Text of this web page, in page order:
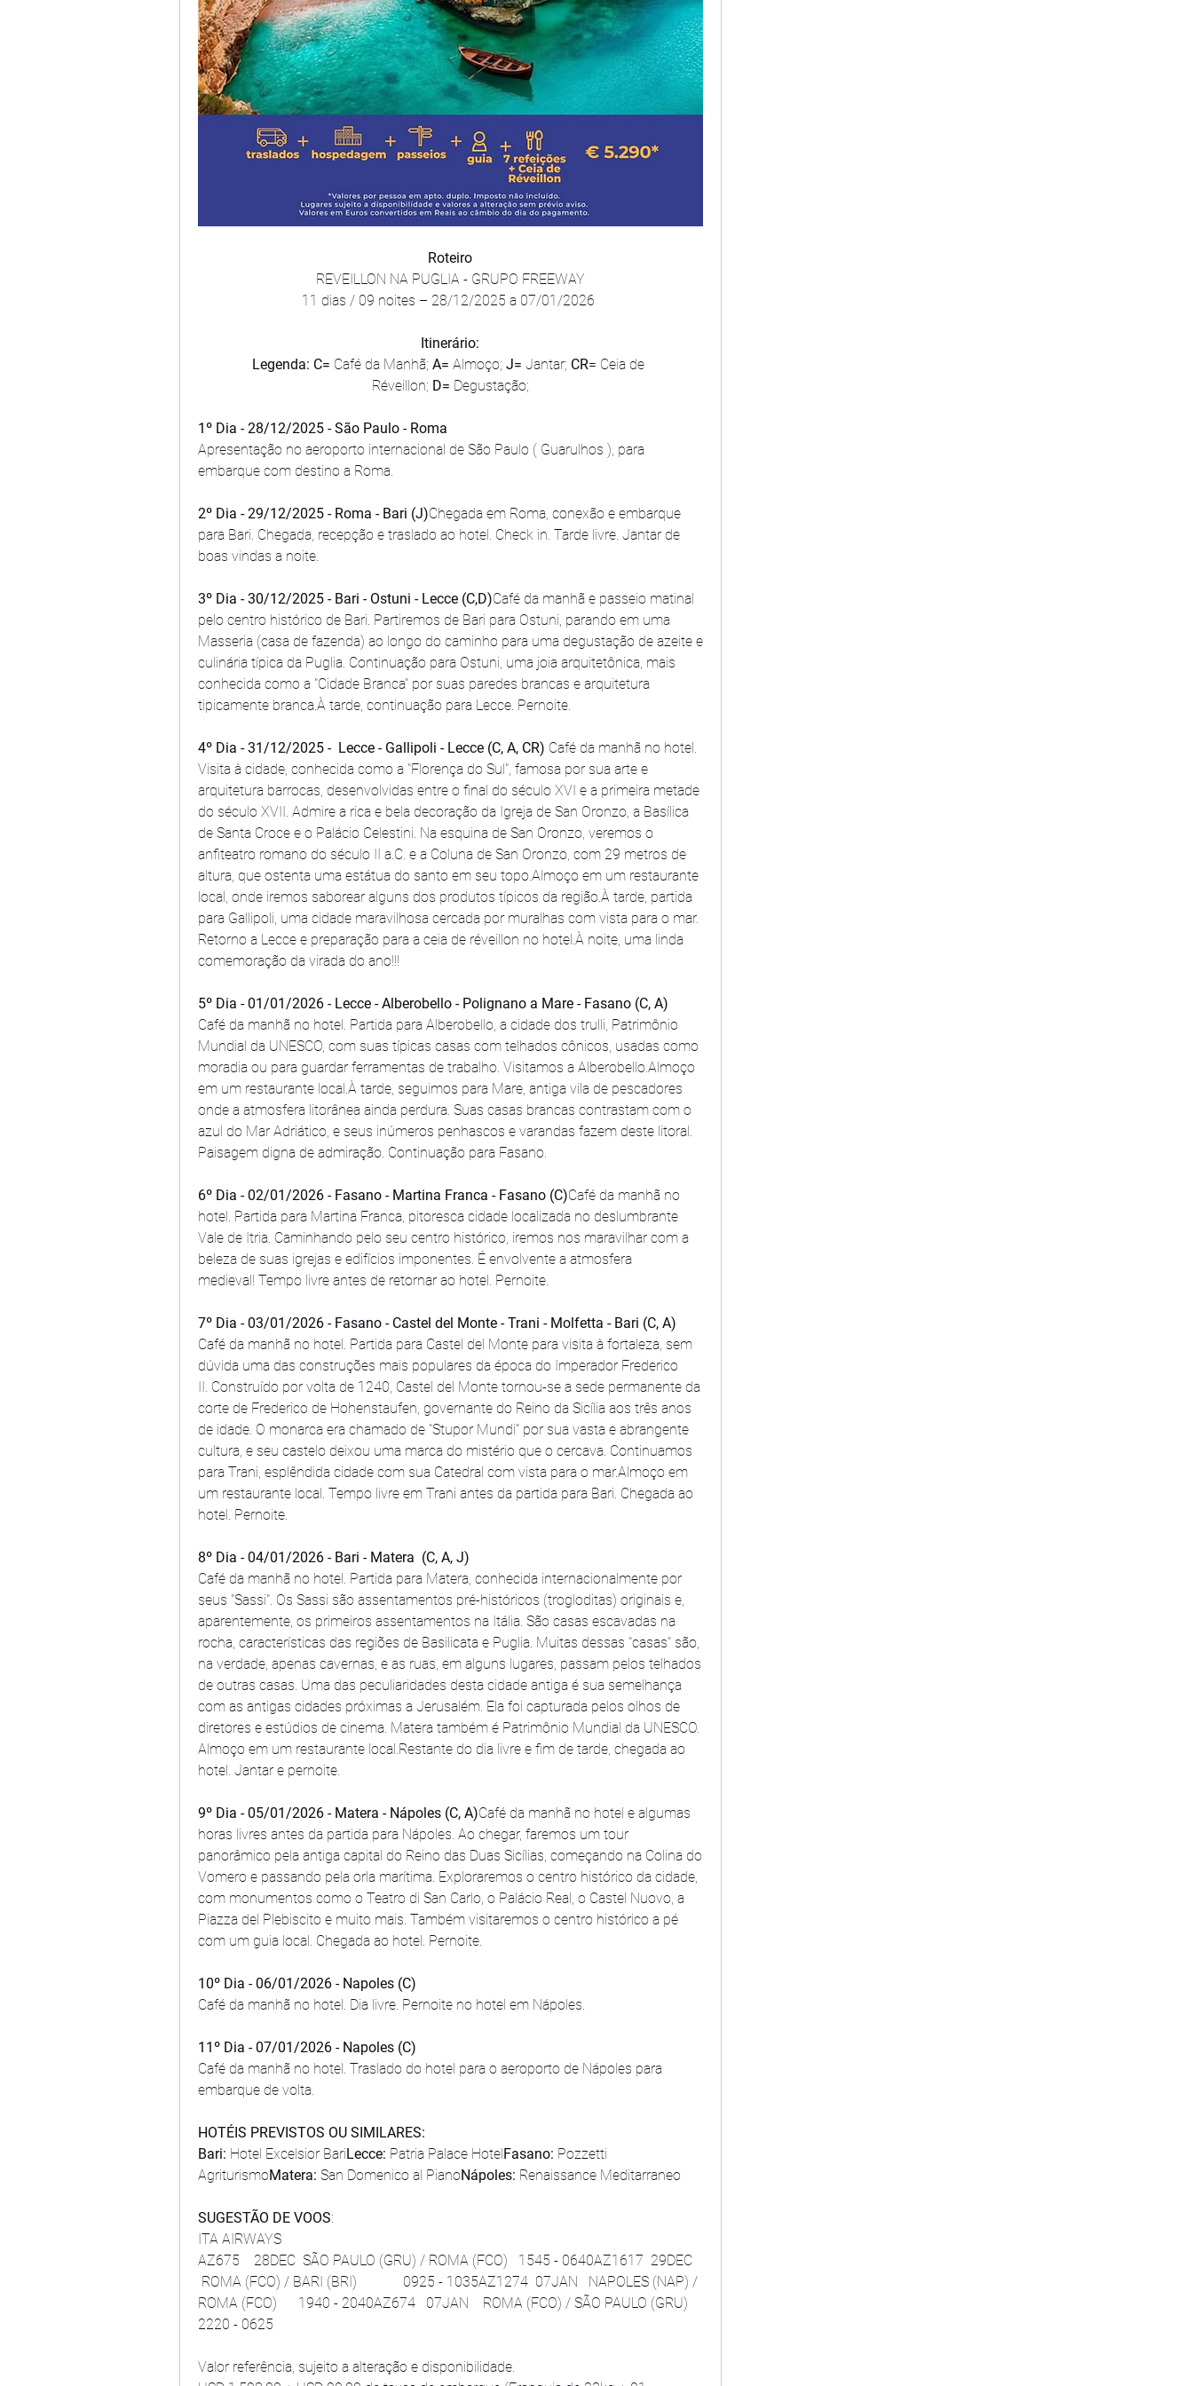
Roteiro
REVEILLON NA PUGLIA - GRUPO FREEWAY
11 dias / 09 noites – 28/12/2025 a 07/01/2026
Itinerário:
Legenda: C= Café da Manhã; A= Almoço; J= Jantar; CR= Ceia de
Réveillon; D= Degustação;
1º Dia - 28/12/2025 - São Paulo - Roma
Apresentação no aeroporto internacional de São Paulo ( Guarulhos ), para
embarque com destino a Roma.
2º Dia - 29/12/2025 - Roma - Bari (J)Chegada em Roma, conexão e embarque
para Bari. Chegada, recepção e traslado ao hotel. Check in. Tarde livre. Jantar de
boas vindas a noite.
3º Dia - 30/12/2025 - Bari - Ostuni - Lecce (C,D)Café da manhã e passeio matinal
pelo centro histórico de Bari. Partiremos de Bari para Ostuni, parando em uma
Masseria (casa de fazenda) ao longo do caminho para uma degustação de azeite e
culinária típica da Puglia. Continuação para Ostuni, uma joia arquitetônica, mais
conhecida como a "Cidade Branca" por suas paredes brancas e arquitetura
tipicamente branca.À tarde, continuação para Lecce. Pernoite.
4º Dia - 31/12/2025 -  Lecce - Gallipoli - Lecce (C, A, CR) Café da manhã no hotel.
Visita à cidade, conhecida como a "Florença do Sul", famosa por sua arte e
arquitetura barrocas, desenvolvidas entre o final do século XVI e a primeira metade
do século XVII. Admire a rica e bela decoração da Igreja de San Oronzo, a Basílica
de Santa Croce e o Palácio Celestini. Na esquina de San Oronzo, veremos o
anfiteatro romano do século II a.C. e a Coluna de San Oronzo, com 29 metros de
altura, que ostenta uma estátua do santo em seu topo.Almoço em um restaurante
local, onde iremos saborear alguns dos produtos típicos da região.À tarde, partida
para Gallipoli, uma cidade maravilhosa cercada por muralhas com vista para o mar.
Retorno a Lecce e preparação para a ceia de réveillon no hotel.À noite, uma linda
comemoração da virada do ano!!!
5º Dia - 01/01/2026 - Lecce - Alberobello - Polignano a Mare - Fasano (C, A)
Café da manhã no hotel. Partida para Alberobello, a cidade dos trulli, Patrimônio
Mundial da UNESCO, com suas típicas casas com telhados cônicos, usadas como
moradia ou para guardar ferramentas de trabalho. Visitamos a Alberobello.Almoço
em um restaurante local.À tarde, seguimos para Mare, antiga vila de pescadores
onde a atmosfera litorânea ainda perdura. Suas casas brancas contrastam com o
azul do Mar Adriático, e seus inúmeros penhascos e varandas fazem deste litoral.
Paisagem digna de admiração. Continuação para Fasano.
6º Dia - 02/01/2026 - Fasano - Martina Franca - Fasano (C)Café da manhã no
hotel. Partida para Martina Franca, pitoresca cidade localizada no deslumbrante
Vale de Itria. Caminhando pelo seu centro histórico, iremos nos maravilhar com a
beleza de suas igrejas e edifícios imponentes. É envolvente a atmosfera
medieval! Tempo livre antes de retornar ao hotel. Pernoite.
7º Dia - 03/01/2026 - Fasano - Castel del Monte - Trani - Molfetta - Bari (C, A)
Café da manhã no hotel. Partida para Castel del Monte para visita à fortaleza, sem
dúvida uma das construções mais populares da época do Imperador Frederico
II. Construído por volta de 1240, Castel del Monte tornou-se a sede permanente da
corte de Frederico de Hohenstaufen, governante do Reino da Sicília aos três anos
de idade. O monarca era chamado de "Stupor Mundi" por sua vasta e abrangente
cultura, e seu castelo deixou uma marca do mistério que o cercava. Continuamos
para Trani, esplêndida cidade com sua Catedral com vista para o mar.Almoço em
um restaurante local. Tempo livre em Trani antes da partida para Bari. Chegada ao
hotel. Pernoite.
8º Dia - 04/01/2026 - Bari - Matera  (C, A, J)
Café da manhã no hotel. Partida para Matera, conhecida internacionalmente por
seus "Sassi". Os Sassi são assentamentos pré-históricos (trogloditas) originais e,
aparentemente, os primeiros assentamentos na Itália. São casas escavadas na
rocha, características das regiões de Basilicata e Puglia. Muitas dessas "casas" são,
na verdade, apenas cavernas, e as ruas, em alguns lugares, passam pelos telhados
de outras casas. Uma das peculiaridades desta cidade antiga é sua semelhança
com as antigas cidades próximas a Jerusalém. Ela foi capturada pelos olhos de
diretores e estúdios de cinema. Matera também é Patrimônio Mundial da UNESCO.
Almoço em um restaurante local.Restante do dia livre e fim de tarde, chegada ao
hotel. Jantar e pernoite.
9º Dia - 05/01/2026 - Matera - Nápoles (C, A)Café da manhã no hotel e algumas
horas livres antes da partida para Nápoles. Ao chegar, faremos um tour
panorâmico pela antiga capital do Reino das Duas Sicílias, começando na Colina do
Vomero e passando pela orla marítima. Exploraremos o centro histórico da cidade,
com monumentos como o Teatro di San Carlo, o Palácio Real, o Castel Nuovo, a
Piazza del Plebiscito e muito mais. Também visitaremos o centro histórico a pé
com um guia local. Chegada ao hotel. Pernoite.
10º Dia - 06/01/2026 - Napoles (C)
Café da manhã no hotel. Dia livre. Pernoite no hotel em Nápoles.
11º Dia - 07/01/2026 - Napoles (C)
Café da manhã no hotel. Traslado do hotel para o aeroporto de Nápoles para
embarque de volta.
HOTÉIS PREVISTOS OU SIMILARES:
Bari: Hotel Excelsior BariLecce: Patria Palace HotelFasano: Pozzetti
AgriturismoMatera: San Domenico al PianoNápoles: Renaissance Meditarraneo
SUGESTÃO DE VOOS:
ITA AIRWAYS
AZ675    28DEC  SÃO PAULO (GRU) / ROMA (FCO)   1545 - 0640AZ1617  29DEC
ROMA (FCO) / BARI (BRI)             0925 - 1035AZ1274  07JAN   NAPOLES (NAP) /
ROMA (FCO)      1940 - 2040AZ674   07JAN    ROMA (FCO) / SÃO PAULO (GRU)
2220 - 0625
Valor referência, sujeito a alteração e disponibilidade.